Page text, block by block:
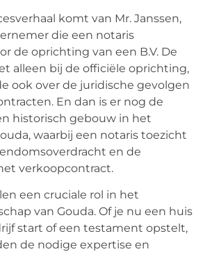
komt van Mr. Janssen,
die een notaris
de oprichting van een B.V. De
alleen bij de officiële oprichting,
ook over de juridische gevolgen
En dan is er nog de
historisch gebouw in het
waarbij een notaris toezicht
en de
verkoopcontract.
een cruciale rol in het
van Gouda. Of je nu een huis
start of een testament opstelt,
de nodige expertise en